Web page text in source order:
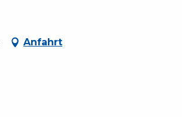
Anfahrt